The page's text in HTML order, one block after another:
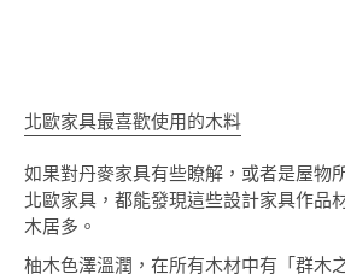
北歐家具最喜歡使用的木料
如果對丹麥家具有些瞭解，或者是屋物
北歐家具，都能發現這些設計家具作品
木居多。
柚木色澤溫潤，在所有木材中有「群木